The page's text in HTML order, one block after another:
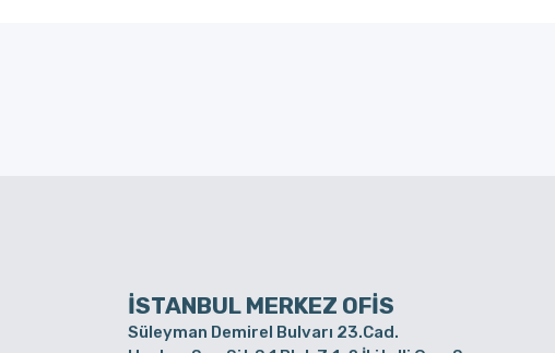
İSTANBUL MERKEZ OFİS
Süleyman Demirel Bulvarı 23.Cad.